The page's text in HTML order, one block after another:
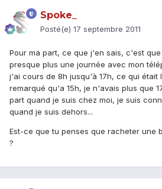
Spoke_
Posté(e) 17 septembre 2011
Pour ma part, ce que j'en sais, c'est
presque plus une journée avec mon
j'ai cours de 8h jusqu'à 17h, ce qui était
remarqué qu'a 15h, je n'avais plus que
part quand je suis chez moi, je suis
quand je suis dehors...
Est-ce que tu penses que racheter une
?